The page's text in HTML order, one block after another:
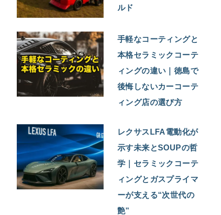
ルド
手軽なコーティングと
本格セラミックコーテ
ィングの違い｜徳島で
後悔しないカーコーテ
ィング店の選び方
レクサスLFA電動化が
示す未来とSOUPの哲
学｜セラミックコーテ
ィングとガスプライマ
ーが支える“次世代の
艶”